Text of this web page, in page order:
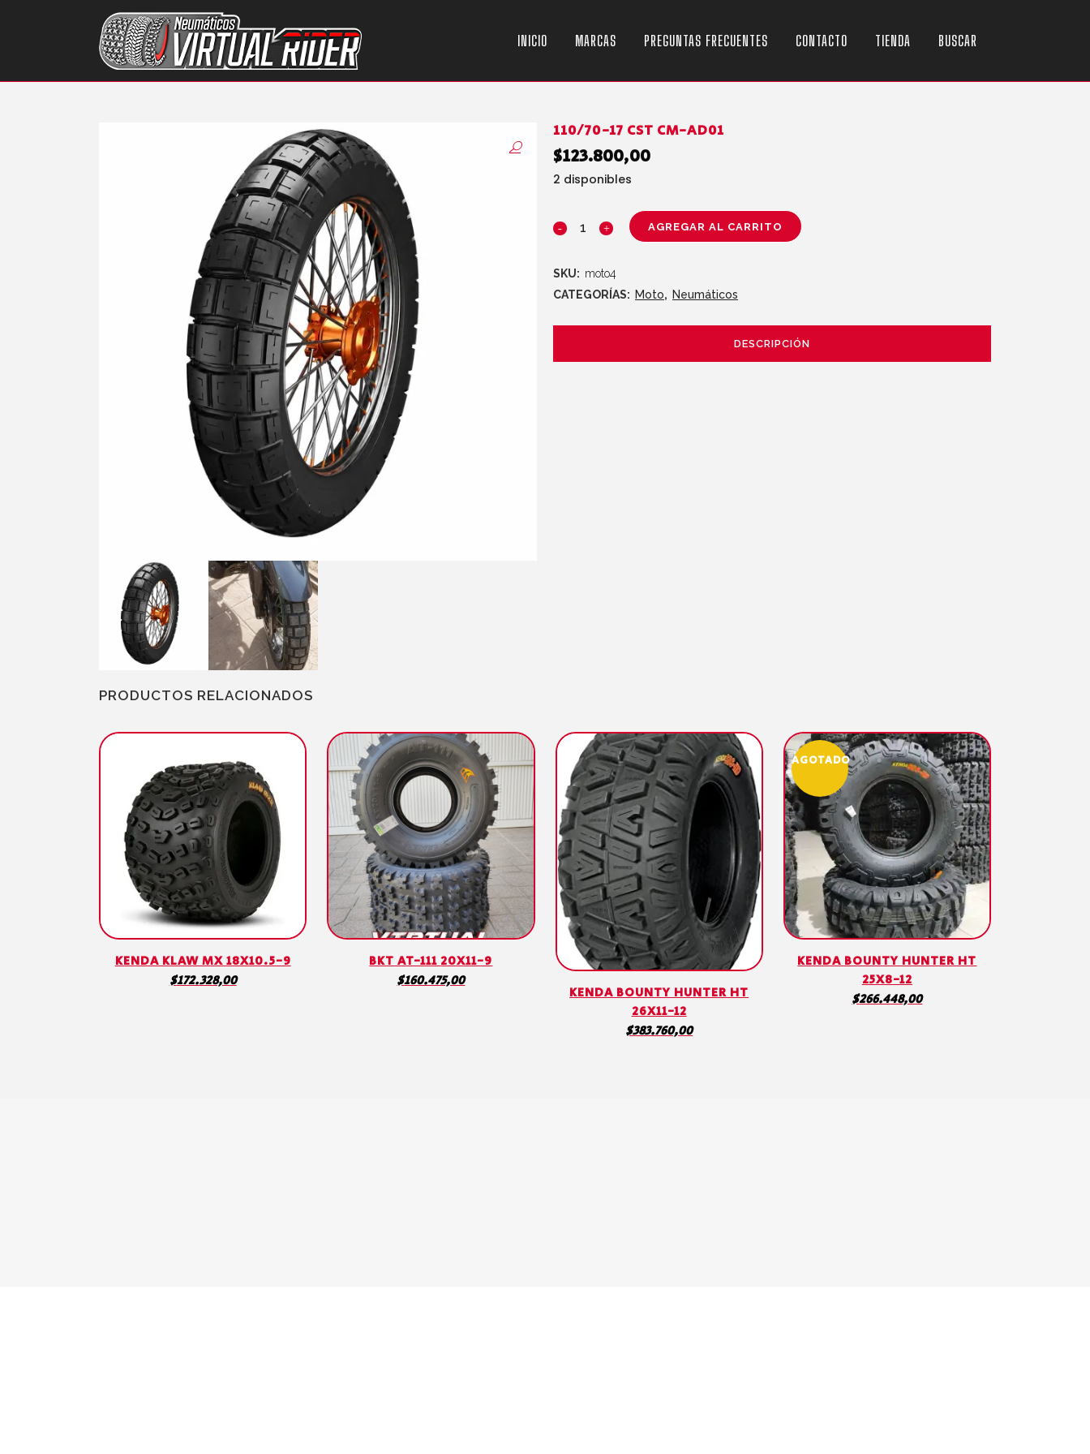
INICIO MARCAS PREGUNTAS FRECUENTES CONTACTO TIENDA BUSCAR
110/70-17 CST CM-AD01
$123.800,00
2 disponibles
AGREGAR AL CARRITO
SKU: moto4
CATEGORÍAS: Moto, Neumáticos
DESCRIPCIÓN
PRODUCTOS RELACIONADOS
KENDA KLAW MX 18X10.5-9
$172.328,00
BKT AT-111 20X11-9
$160.475,00
KENDA BOUNTY HUNTER HT
26X11-12
$383.760,00
AGOTADO
KENDA BOUNTY HUNTER HT
25X8-12
$266.448,00